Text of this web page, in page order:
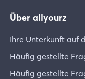
Über allyourz
Ihre Unterkunft auf
Häufig gestellte
Häufig gestellte